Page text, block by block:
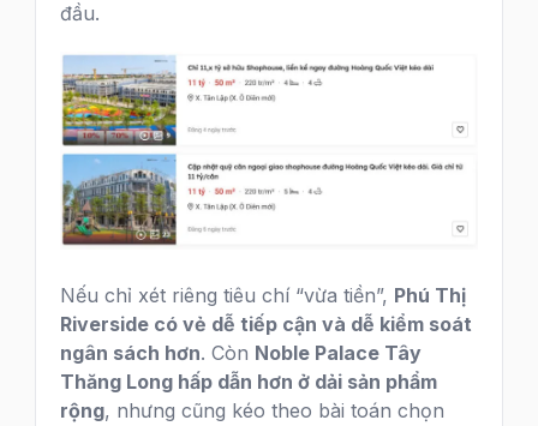
đầu.
Nếu chỉ xét riêng tiêu chí “vừa tiền”, Phú Thị
Riverside có vẻ dễ tiếp cận và dễ kiểm soát
ngân sách hơn. Còn Noble Palace Tây
Thăng Long hấp dẫn hơn ở dải sản phẩm
rộng, nhưng cũng kéo theo bài toán chọn